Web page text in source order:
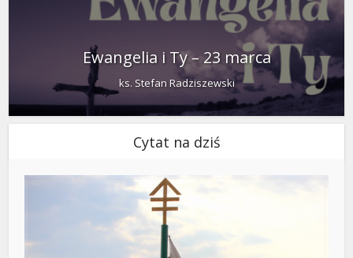
Ewangelia i Ty – 23 marca
ks. Stefan Radziszewski
Cytat na dziś